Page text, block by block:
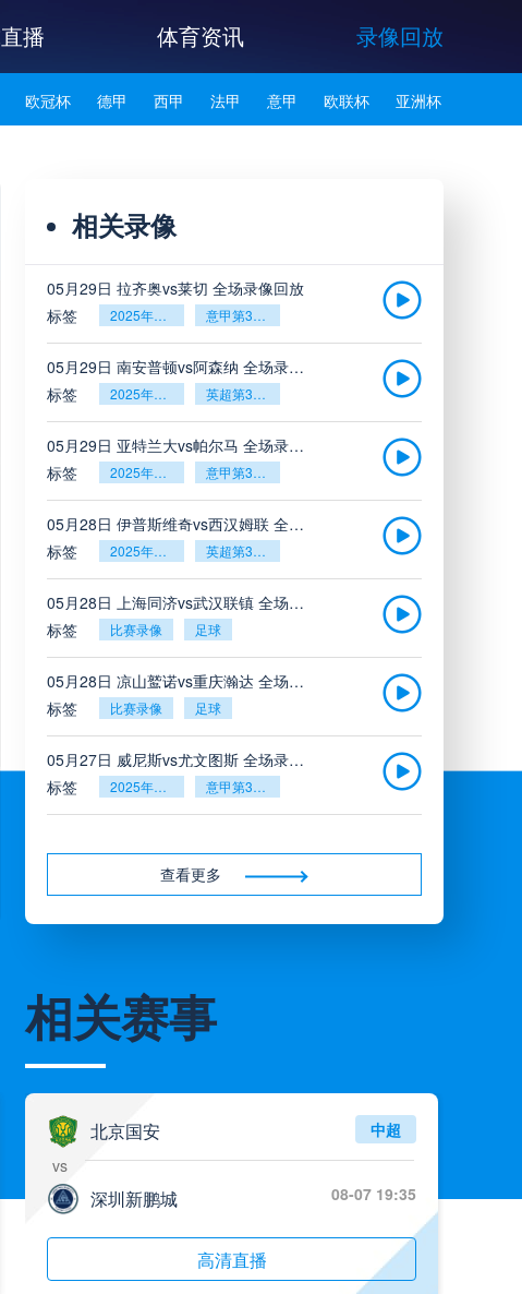
播 体育资讯 录像回放
欧冠杯 德甲 西甲 法甲 意甲 欧联杯 亚洲杯
相关录像
05月29日 拉齐奥vs莱切 全场录像回放
标签
2025年5月26日 意甲第38轮
05月29日 南安普顿vs阿森纳 全场录像回放
标签
2025年5月26日 英超第38轮
05月29日 亚特兰大vs帕尔马 全场录像回放
标签
2025年5月26日 意甲第38轮
05月28日 伊普斯维奇vs西汉姆联 全场录像回放
标签
2025年5月26日 英超第38轮
05月28日 上海同济vs武汉联镇 全场录像
标签
比赛录像 足球
05月28日 凉山鹫诺vs重庆瀚达 全场录像
标签
比赛录像 足球
05月27日 威尼斯vs尤文图斯 全场录像回放
标签
2025年5月26日 意甲第38轮
标签
比赛录像 西甲
05月26日 AC米兰vs蒙扎全场录像回放
标签
亚女冠杯决赛
查看更多
相关赛事
北京国安
vs
深圳新鹏城
中超
08-07 19:35
高清直播